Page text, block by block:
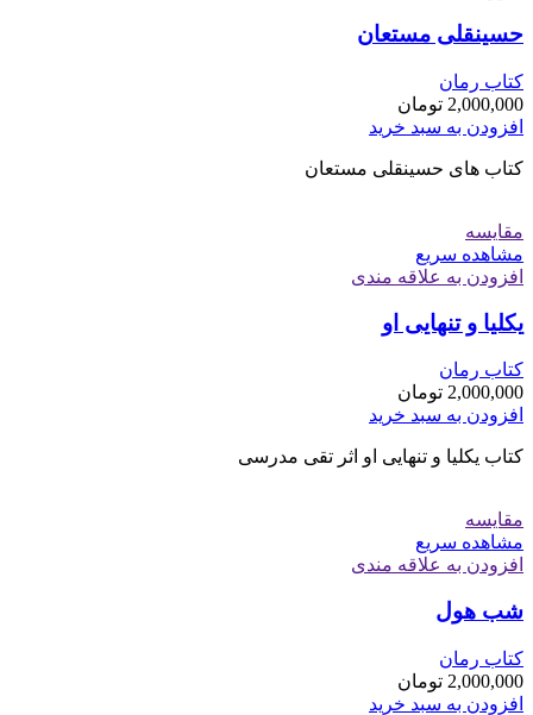
حسینقلی مستعان
کتاب رمان
2,000,000 تومان
افزودن به سبد خرید
کتاب های حسینقلی مستعان
مقایسه
مشاهده سریع
افزودن به علاقه مندی
یکلیا و تنهایی او
کتاب رمان
2,000,000 تومان
افزودن به سبد خرید
کتاب یکلیا و تنهایی او اثر تقی مدرسی
مقایسه
مشاهده سریع
افزودن به علاقه مندی
شب هول
کتاب رمان
2,000,000 تومان
افزودن به سبد خرید